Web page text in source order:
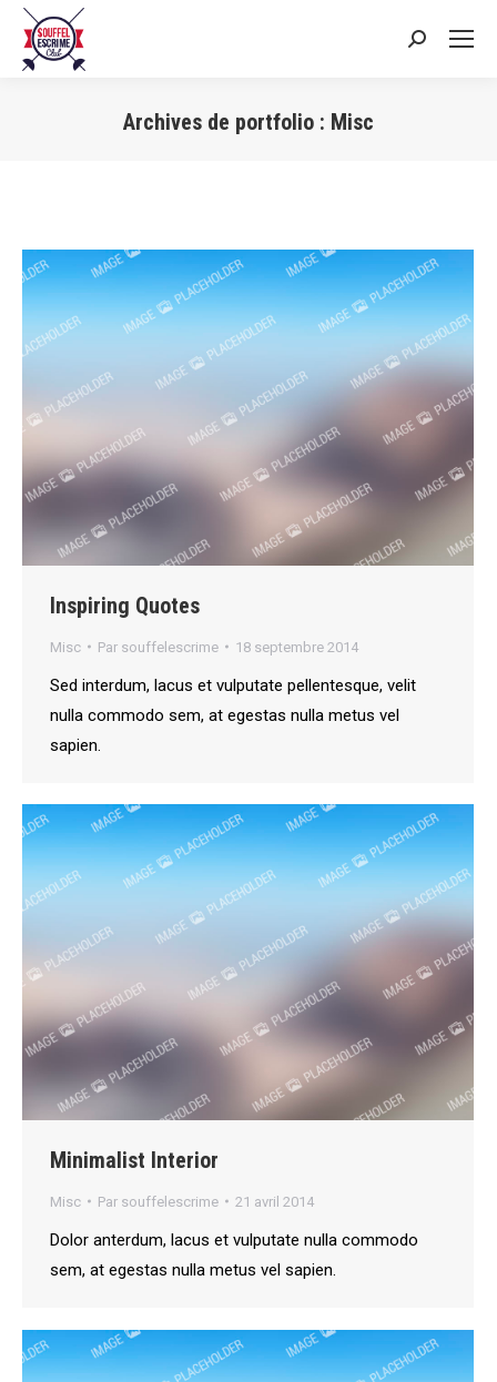
Search:
Archives de portfolio : Misc
Inspiring Quotes
Misc Par souffelescrime 18 septembre 2014
Sed interdum, lacus et vulputate pellentesque, velit
nulla commodo sem, at egestas nulla metus vel
sapien.
Minimalist Interior
Misc Par souffelescrime 21 avril 2014
Dolor anterdum, lacus et vulputate nulla commodo
sem, at egestas nulla metus vel sapien.